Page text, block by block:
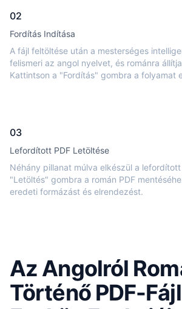
02
Fordítás Indítása
A fájl feltöltése után a mesterséges
felismeri az angol nyelvet, és románra
Kattintson a "Fordítás" gombra a folyamat
03
Lefordított PDF Letöltése
Néhány pillanat múlva elkészül a
"Letöltés" gombra a román PDF
eredeti formázást és elrendezést.
Az Angolról
Történő PDF-